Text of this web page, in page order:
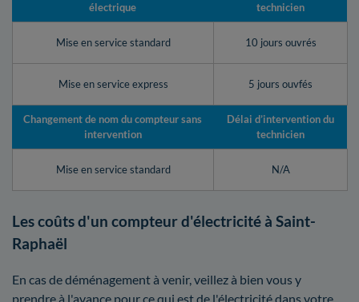
électrique
technicien
Mise en service standard 10 jours ouvrés
Mise en service express 5 jours ouvfés
Changement de nom du compteur sans
intervention
Délai d’intervention du
technicien
Mise en service standard N/A
Les coûts d'un compteur d'électricité à Saint-
Raphaël
En cas de déménagement à venir, veillez à bien vous y
prendre à l'avance pour ce qui est de l'électricité dans votre